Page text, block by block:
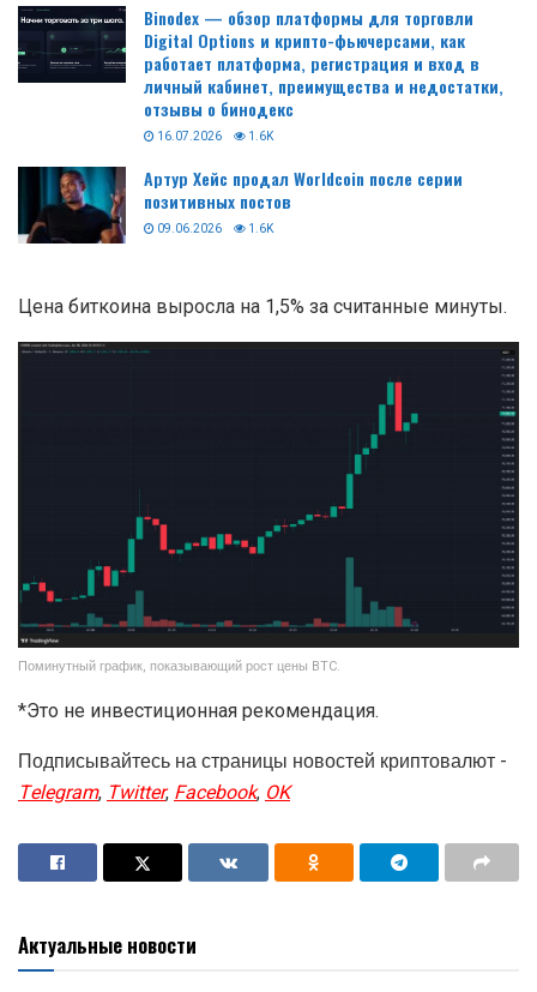
Binodex — обзор платформы для торговли
Digital Options и крипто-фьючерсами, как
работает платформа, регистрация и вход в
личный кабинет, преимущества и недостатки,
отзывы о бинодекс
16.07.2026 1.6K
Артур Хейс продал Worldcoin после серии
позитивных постов
09.06.2026 1.6K
Цена биткоина выросла на 1,5% за считанные минуты.
Поминутный график, показывающий рост цены BTC.
*Это не инвестиционная рекомендация.
Подписывайтесь на страницы новостей криптовалют -
Telegram, Twitter, Facebook, OK
Актуальные новости